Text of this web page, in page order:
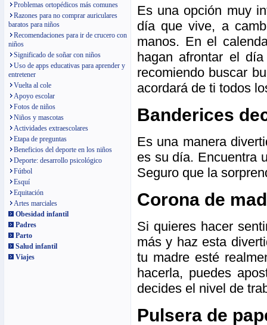
Problemas ortopédicos más comunes
Razones para no comprar auriculares
baratos para niños
Recomendaciones para ir de crucero con
niños
Significado de soñar con niños
Uso de apps educativas para aprender y
entretener
Vuelta al cole
Apoyo escolar
Fotos de niños
Niños y mascotas
Actividades extraescolares
Etapa de preguntas
Beneficios del deporte en los niños
Deporte: desarrollo psicológico
Fútbol
Esquí
Equitación
Artes marciales
Obesidad infantil
Padres
Parto
Salud infantil
Viajes
Es una opción muy
día que vive, a
manos. En el
hagan afrontar el
recomiendo buscar
acordará de ti todos
Banderices
Es una manera
es su día. Encuentra
Seguro que la
Corona de
Si quieres hacer
más y haz esta
tu madre esté
hacerla, puedes
decides el nivel de
Pulsera de